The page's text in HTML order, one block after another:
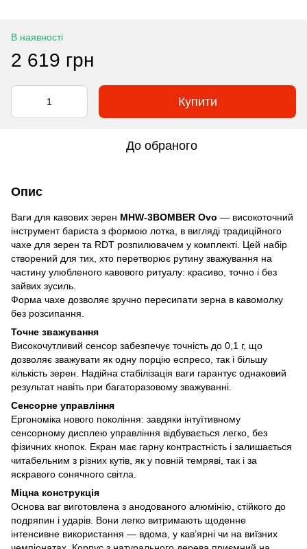
В наявності
2 619 грн
Купити
До обраного
Опис
Ваги для кавових зерен MHW-3BOMBER Ovo — високоточний
інструмент бариста з формою лотка, в вигляді традиційного
чахе для зерен та RDT розпилювачем у комплекті. Цей набір
створений для тих, хто перетворює рутину зважування на
частину улюбленого кавового ритуалу: красиво, точно і без
зайвих зусиль.
Форма чахе дозволяє зручно пересипати зерна в кавомолку
без розсипання.
Точне зважування
Високочутливий сенсор забезпечує точність до 0,1 г, що
дозволяє зважувати як одну порцію еспресо, так і більшу
кількість зерен. Надійна стабілізація ваги гарантує однаковий
результат навіть при багаторазовому зважуванні.
Сенсорне управління
Ергономіка нового покоління: завдяки інтуїтивному
сенсорному дисплею управління відбувається легко, без
фізичних кнопок. Екран має гарну контрастність і залишається
читабельним з різних кутів, як у повній темряві, так і за
яскравого сонячного світла.
Міцна конструкція
Основа ваг виготовлена з анодованого алюмінію, стійкого до
подряпин і ударів. Вони легко витримають щоденне
інтенсивне використання — вдома, у кав’ярні чи на виїзних